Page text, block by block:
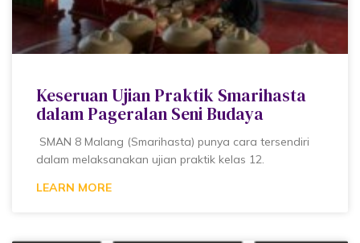
Keseruan Ujian Praktik Smarihasta
dalam Pageralan Seni Budaya
SMAN 8 Malang (Smarihasta) punya cara tersendiri
dalam melaksanakan ujian praktik kelas 12.
LEARN MORE